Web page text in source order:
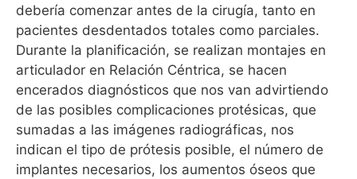
debería comenzar antes de la cirugía, tanto en
pacientes desdentados totales como parciales.
Durante la planificación, se realizan montajes en
articulador en Relación Céntrica, se hacen
encerados diagnósticos que nos van advirtiendo
de las posibles complicaciones protésicas, que
sumadas a las imágenes radiográficas, nos
indican el tipo de prótesis posible, el número de
implantes necesarios, los aumentos óseos que